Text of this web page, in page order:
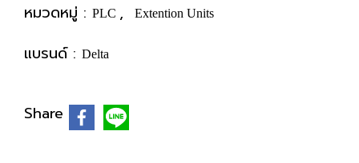
หมวดหมู่ : PLC , Extention Units
แบรนด์ : Delta
Share